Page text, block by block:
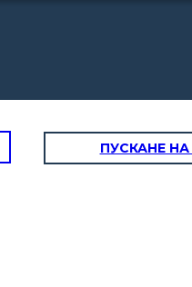
ПУСКАНЕ